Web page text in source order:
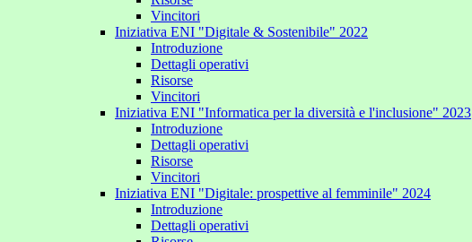
Vincitori
Iniziativa ENI "Digitale & Sostenibile" 2022
Introduzione
Dettagli operativi
Risorse
Vincitori
Iniziativa ENI "Informatica per la diversità e l'inclusione" 2023
Introduzione
Dettagli operativi
Risorse
Vincitori
Iniziativa ENI "Digitale: prospettive al femminile" 2024
Introduzione
Dettagli operativi